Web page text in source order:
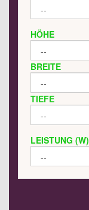
HÖHE
BREITE
TIEFE
LEISTUNG (W)